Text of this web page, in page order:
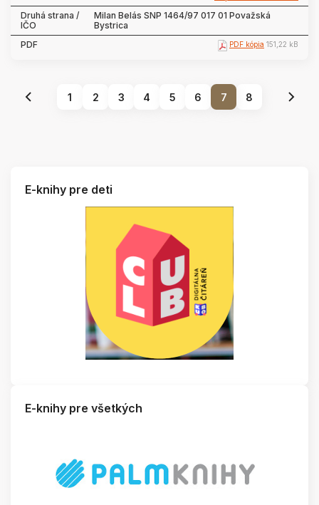
Milan Belás SNP 1464/97 017 01 Považská
Bystrica
PDF kópia 151,22 kB
1 2 3 4 5 6 7 8
E-knihy pre deti
E-knihy pre všetkých